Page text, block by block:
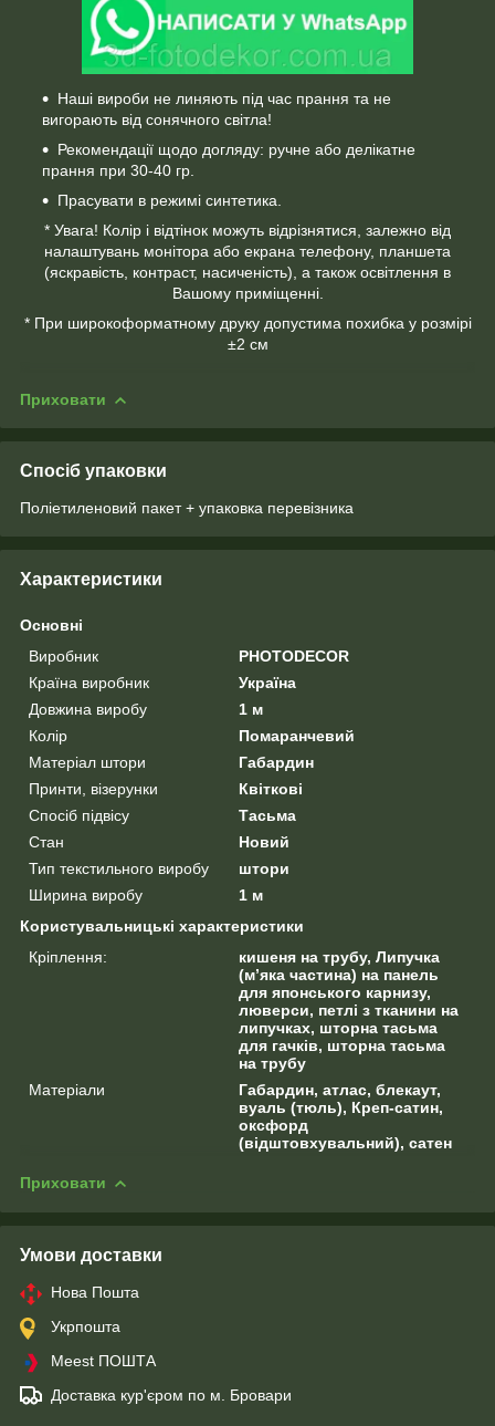
Наші вироби не линяють під час прання та не
вигорають від сонячного світла!
Рекомендації щодо догляду: ручне або делікатне
прання при 30-40 гр.
Прасувати в режимі синтетика.
* Увага! Колір і відтінок можуть відрізнятися, залежно від
налаштувань монітора або екрана телефону, планшета
(яскравість, контраст, насиченість), а також освітлення в
Вашому приміщенні.
* При широкоформатному друку допустима похибка у розмірі
±2 см
Приховати
Спосіб упаковки
Поліетиленовий пакет + упаковка перевізника
Характеристики
Основні
Виробник
PHOTODECOR
Країна виробник
Україна
Довжина виробу
1 м
Колір
Помаранчевий
Матеріал штори
Габардин
Принти, візерунки
Квіткові
Спосіб підвісу
Тасьма
Стан
Новий
Тип текстильного виробу
штори
Ширина виробу
1 м
Користувальницькі характеристики
Кріплення:
кишеня на трубу, Липучка
(м’яка частина) на панель
для японського карнизу,
люверси, петлі з тканини на
липучках, шторна тасьма
для гачків, шторна тасьма
на трубу
Матеріали
Габардин, атлас, блекаут,
вуаль (тюль), Креп-сатин,
оксфорд
(відштовхувальний), сатен
Приховати
Умови доставки
Нова Пошта
Укрпошта
Meest ПОШТА
Доставка кур'єром по м. Бровари